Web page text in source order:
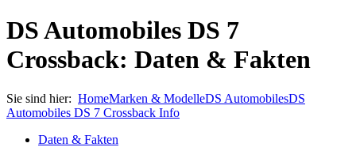
DS Automobiles DS 7
Crossback: Daten & Fakten
Sie sind hier: HomeMarken & ModelleDS AutomobilesDS
Automobiles DS 7 Crossback Info
Daten & Fakten